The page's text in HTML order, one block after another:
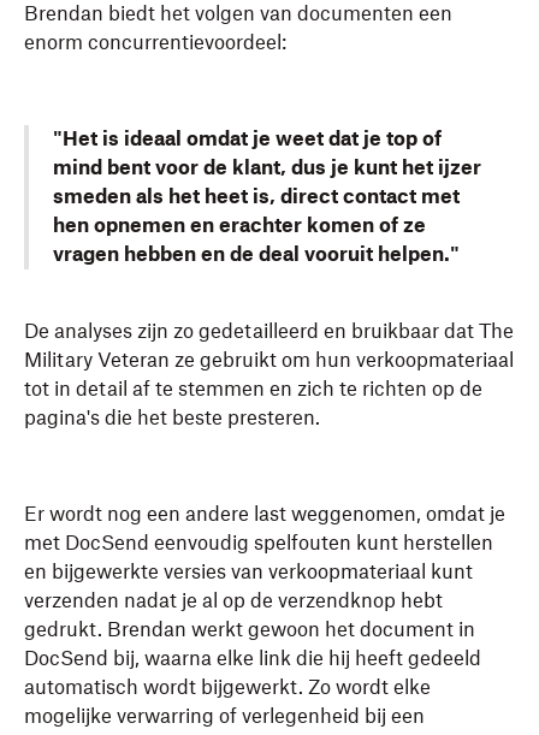
Brendan biedt het volgen van documenten een
enorm concurrentievoordeel:
"Het is ideaal omdat je weet dat je top of
mind bent voor de klant, dus je kunt het ijzer
smeden als het heet is, direct contact met
hen opnemen en erachter komen of ze
vragen hebben en de deal vooruit helpen."
De analyses zijn zo gedetailleerd en bruikbaar dat The
Military Veteran ze gebruikt om hun verkoopmateriaal
tot in detail af te stemmen en zich te richten op de
pagina's die het beste presteren.
Er wordt nog een andere last weggenomen, omdat je
met DocSend eenvoudig spelfouten kunt herstellen
en bijgewerkte versies van verkoopmateriaal kunt
verzenden nadat je al op de verzendknop hebt
gedrukt. Brendan werkt gewoon het document in
DocSend bij, waarna elke link die hij heeft gedeeld
automatisch wordt bijgewerkt. Zo wordt elke
mogelijke verwarring of verlegenheid bij een